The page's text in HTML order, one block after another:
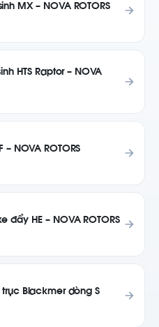
MX – NOVA ROTORS
HTS Raptor – NOVA
– NOVA ROTORS
đẩy HE – NOVA ROTORS
Blackmer dòng S